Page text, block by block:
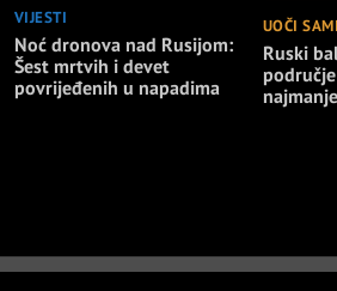
VIJESTI
Noć dronova nad Rusijom:
Šest mrtvih i devet
povrijeđenih u napadima
UOČI
Ruski